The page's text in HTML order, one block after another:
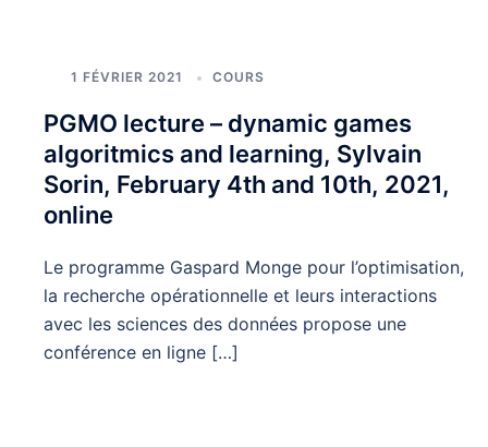
1 FÉVRIER 2021 COURS
PGMO lecture – dynamic games
algoritmics and learning, Sylvain
Sorin, February 4th and 10th, 2021,
online
Le programme Gaspard Monge pour l’optimisation,
la recherche opérationnelle et leurs interactions
avec les sciences des données propose une
conférence en ligne […]